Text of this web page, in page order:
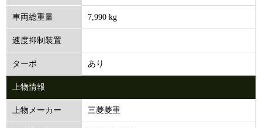
車両総重量 7,990 kg
速度抑制装置
ターボ あり
上物情報
上物メーカー 三菱菱重